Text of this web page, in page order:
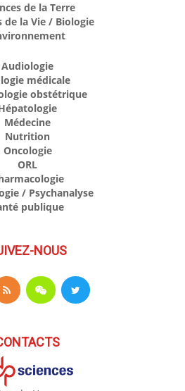
de la Terre
de la Vie / Biologie
Audiologie
médicale
obstétrique
Médecine
Nutrition
Oncologie
ORL
/ Psychanalyse
publique
NOUS